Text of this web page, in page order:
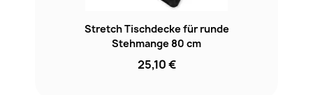
Stretch Tischdecke für runde
Stehmange 80 cm
25,10 €